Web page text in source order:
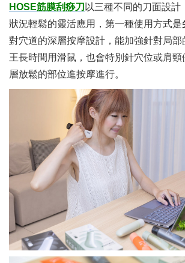
HOSE筋膜刮痧刀 以三種不同的刀面設計
狀況輕鬆的靈活應用，第一種使用方式是
對穴道的深層按摩設計，能加強針對局
王長時間用滑鼠，也會特別針穴位或肩
層放鬆的部位進按摩進行。